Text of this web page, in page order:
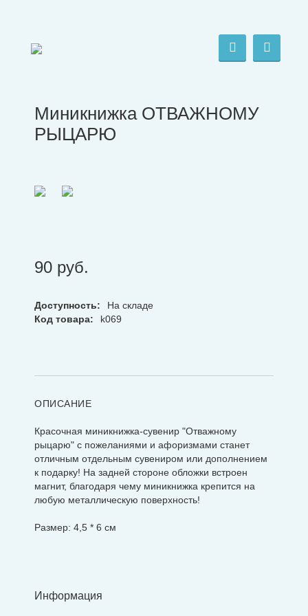
Миникнижка ОТВАЖНОМУ
РЫЦАРЮ
90 руб.
Доступность:
На складе
Код товара:
k069
ОПИСАНИЕ
Красочная миникнижка-сувенир "Отважному
рыцарю" с пожеланиями и афоризмами станет
отличным отдельным сувениром или дополнением
к подарку! На задней стороне обложки встроен
магнит, благодаря чему миникнижка крепится на
любую металлическую поверхность!
Размер: 4,5 * 6 см
Информация